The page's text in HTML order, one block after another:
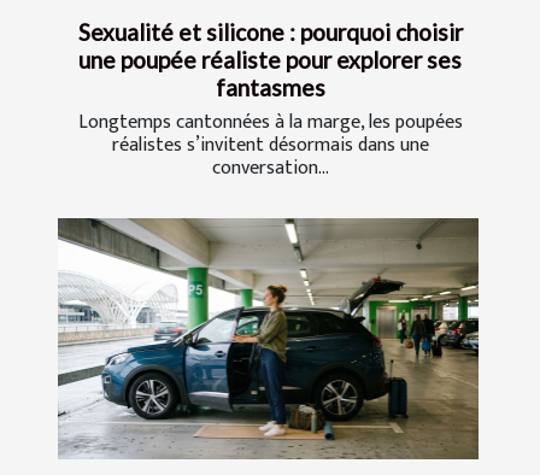
Sexualité et silicone : pourquoi choisir
une poupée réaliste pour explorer ses
fantasmes
Longtemps cantonnées à la marge, les poupées
réalistes s’invitent désormais dans une
conversation...